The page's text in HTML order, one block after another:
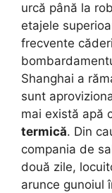
urcă până la
etajele
frecvente
Shanghai a
sunt
mai există apă
termică. Din
compania de
două zile,
arunce gunoiul